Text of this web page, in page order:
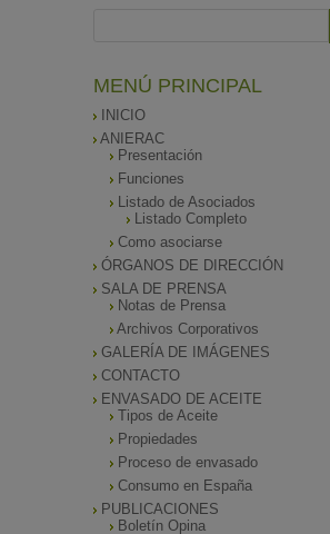
MENÚ PRINCIPAL
INICIO
ANIERAC
Presentación
Funciones
Listado de Asociados
Listado Completo
Como asociarse
ÓRGANOS DE DIRECCIÓN
SALA DE PRENSA
Notas de Prensa
Archivos Corporativos
GALERÍA DE IMÁGENES
CONTACTO
ENVASADO DE ACEITE
Tipos de Aceite
Propiedades
Proceso de envasado
Consumo en España
PUBLICACIONES
Boletín Opina